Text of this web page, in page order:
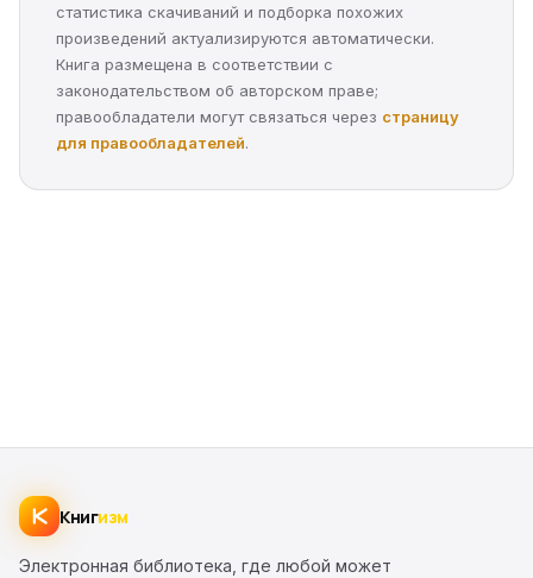
статистика скачиваний и подборка похожих
произведений актуализируются автоматически.
Книга размещена в соответствии с
законодательством об авторском праве;
правообладатели могут связаться через страницу
для правообладателей.
Книгизм
Электронная библиотека, где любой может